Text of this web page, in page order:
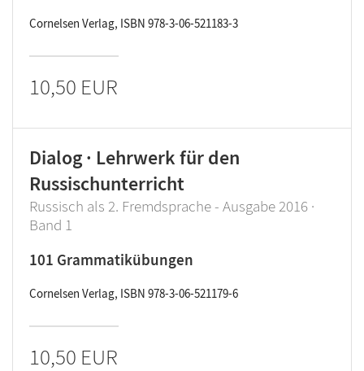
Cornelsen Verlag, ISBN 978-3-06-521183-3
10,50 EUR
Dialog · Lehrwerk für den
Russischunterricht
Russisch als 2. Fremdsprache - Ausgabe 2016 ·
Band 1
101 Grammatikübungen
Cornelsen Verlag, ISBN 978-3-06-521179-6
10,50 EUR